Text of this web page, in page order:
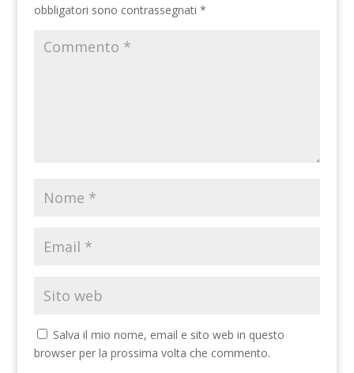
obbligatori sono contrassegnati *
Salva il mio nome, email e sito web in questo
browser per la prossima volta che commento.